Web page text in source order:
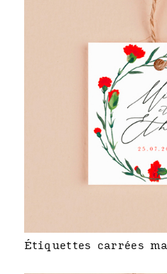
Étiquettes carrées